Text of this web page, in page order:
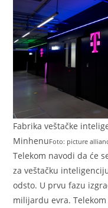
Fabrika veštačke
MinhenuFoto: picture
Telekom navodi da će
za veštačku
odsto. U prvu fazu
milijardu evra.